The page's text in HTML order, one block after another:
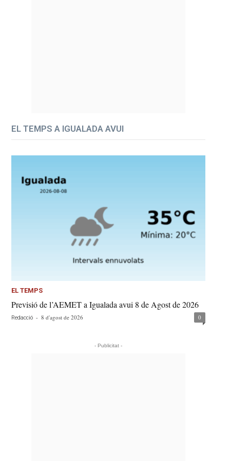
EL TEMPS A IGUALADA AVUI
EL TEMPS
Previsió de l’AEMET a Igualada avui 8 de Agost de 2026
Redacció - 8 d'agost de 2026 0
- Publicitat -